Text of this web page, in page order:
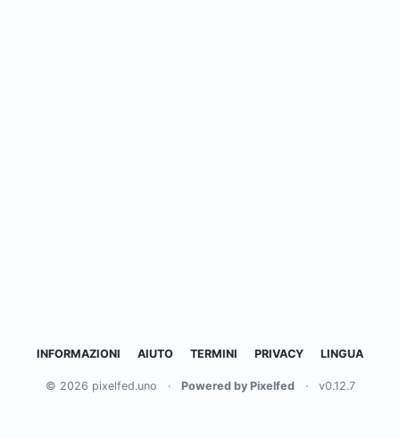
INFORMAZIONI AIUTO TERMINI PRIVACY LINGUA
© 2026 pixelfed.uno · Powered by Pixelfed · v0.12.7